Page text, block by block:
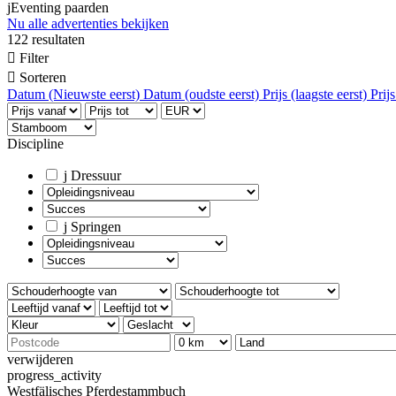
jEventing paarden
Nu alle advertenties bekijken
122 resultaten
 Filter
 Sorteren
Datum (Nieuwste eerst) Datum (oudste eerst) Prijs (laagste eerst)
Discipline
j Dressuur
j Springen
verwijderen
progress_activity
Westfälisches Pferdestammbuch